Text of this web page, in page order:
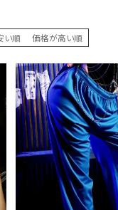
い順 価格が高い順